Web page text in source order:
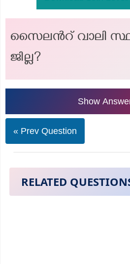
സൈലന്‍റ് വാലി
ജില്ല?
Show
« Prev Question
RELATED